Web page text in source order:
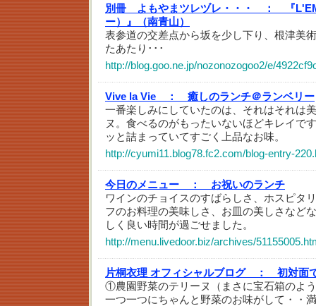
別冊 よもやまツレヅレ・・・ ：
『
ー）』（南青山）
表参道の交差点から坂を少し下り、根津美
たあたり･･･
http://blog.goo.ne.jp/nozonozogoo2/e/
Vive la Vie ：
癒しのランチ＠ランベリー
一番楽しみにしていたのは、それはそれは
ヌ。食べるのがもったいないほどキレイで
ッと詰まっていてすごく上品なお味。
http://cyumi11.blog78.fc2.com/blog-entry-
今日のメニュー ：
お祝いのランチ
ワインのチョイスのすばらしさ、ホスピタ
フのお料理の美味しさ、お皿の美しさなど
しく良い時間が過ごせました。
http://menu.livedoor.biz/archives/
片桐衣理 オフィシャルブログ ：
初対面
①農園野菜のテリーヌ（まさに宝石箱のよ
一つ一つにちゃんと野菜のお味がして・・